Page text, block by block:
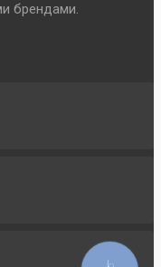
брендами.